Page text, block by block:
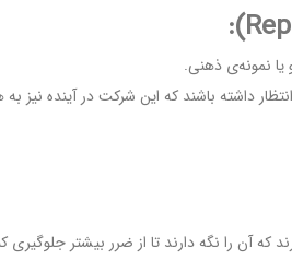
نمونه‌ی ذهنی.
داشته باشند که این شرکت در آینده نیز به
که آن را نگه دارند تا از ضرر بیشتر